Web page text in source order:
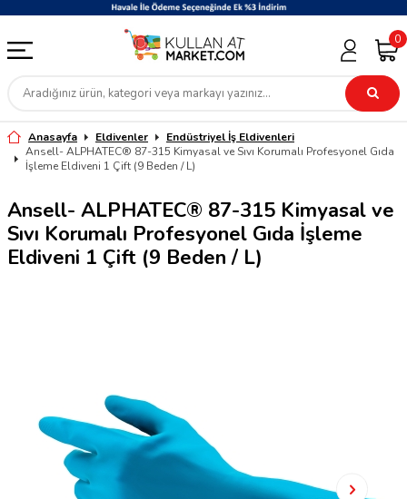
0
Anasayfa Eldivenler
Endüstriyel İş Eldivenleri
Ansell- ALPHATEC® 87-315 Kimyasal ve Sıvı Korumalı Profesyonel Gıda
İşleme Eldiveni 1 Çift (9 Beden / L)
Ansell- ALPHATEC® 87-315 Kimyasal ve
Sıvı Korumalı Profesyonel Gıda İşleme
Eldiveni 1 Çift (9 Beden / L)